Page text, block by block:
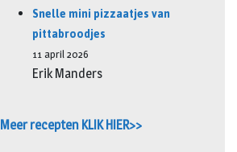
Snelle mini pizzaatjes van
pittabroodjes
11 april 2026
Erik Manders
Meer recepten KLIK HIER>>